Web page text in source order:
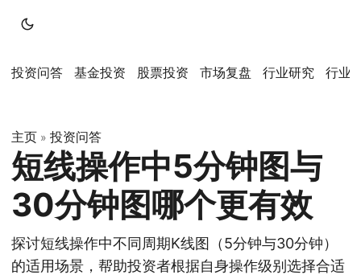
投资问答 基金投资 股票投资 市场复盘 行业研究 行业
主页 » 投资问答
短线操作中5分钟图与
30分钟图哪个更有效
探讨短线操作中不同周期K线图（5分钟与30分钟）
的适用场景，帮助投资者根据自身操作级别选择合适